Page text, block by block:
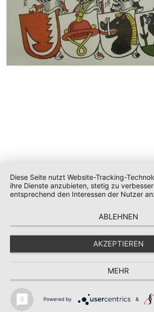
Diese Seite nutzt Website-Tracking-
ihre Dienste anzubieten, stetig zu
entsprechend den Interessen der Nutzer
ABLEHNEN
AKZEPTIEREN
MEHR
Powered by &